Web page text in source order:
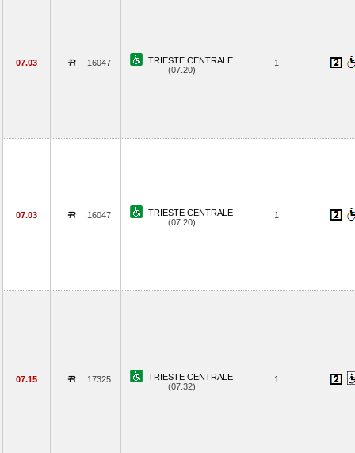
07.03 16047
TRIESTE CENTRALE
(07.20)
1
07.03 16047
TRIESTE CENTRALE
(07.20)
1
07.15 17325
TRIESTE CENTRALE
(07.32)
1